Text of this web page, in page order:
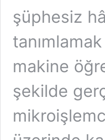
şüphesiz
makine
şekilde